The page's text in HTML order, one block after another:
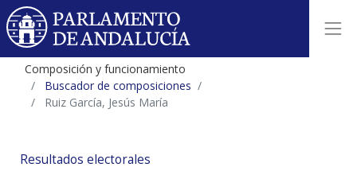
Composición y funcionamiento
Buscador de composiciones
Ruiz García, Jesús María
Resultados electorales